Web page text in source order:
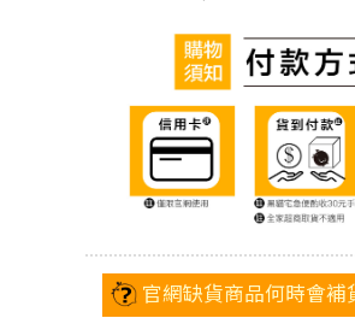
官網缺貨商品何時會補